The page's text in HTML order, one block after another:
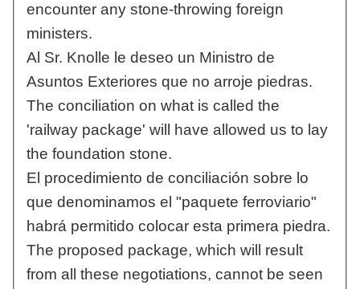
encounter any stone-throwing foreign
ministers.
Al Sr. Knolle le deseo un Ministro de
Asuntos Exteriores que no arroje piedras.
The conciliation on what is called the
'railway package' will have allowed us to lay
the foundation stone.
El procedimiento de conciliación sobre lo
que denominamos el "paquete ferroviario"
habrá permitido colocar esta primera piedra.
The proposed package, which will result
from all these negotiations, cannot be seen